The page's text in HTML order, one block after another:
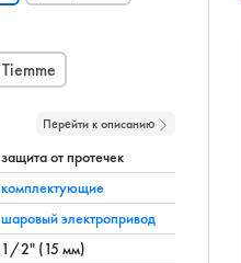
Tiemme
Перейти к описанию
защита от протечек
комплектующие
шаровый электропривод
1/2" (15 мм)